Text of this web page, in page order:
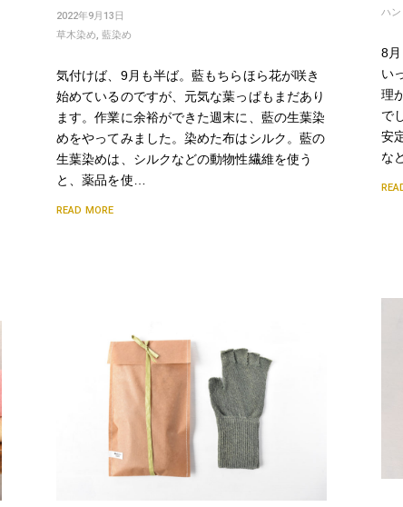
2022年9月13日
草木染め
藍染め
気付けば、9月も半ば。藍もちらほら花が咲き
始めているのですが、元気な葉っぱもまだあり
ます。作業に余裕ができた週末に、藍の生葉染
めをやってみました。染めた布はシルク。藍の
生葉染めは、シルクなどの動物性繊維を使う
と、薬品を使…
READ MORE
ハン
8
い
理
で
安
な